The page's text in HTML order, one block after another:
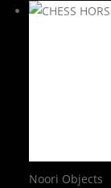
Noori Objects